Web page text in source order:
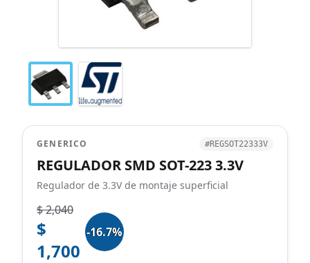
GENERICO #REGSOT22333V
REGULADOR SMD SOT-223 3.3V
Regulador de 3.3V de montaje superficial
$ 2,040
$
1,700
-16.7%